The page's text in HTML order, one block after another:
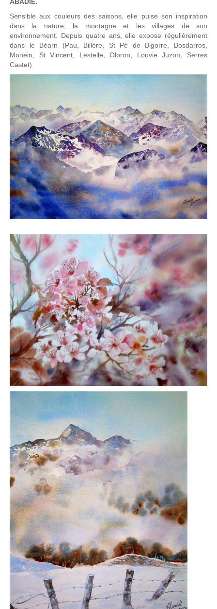
Sensible aux couleurs des saisons, elle puise son inspiration
dans la nature, la montagne et les villages de son
environnement. Depuis quatre ans, elle expose régulièrement
dans le Béarn (Pau, Billère, St Pé de Bigorre, Bosdarros,
Monein, St Vincent, Lestelle, Oloron, Louvie Juzon, Serres
Castet).